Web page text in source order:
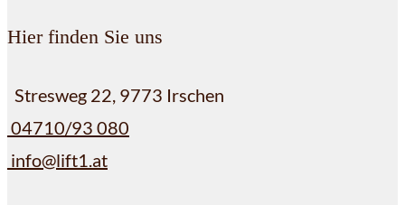
Hier finden Sie uns
Stresweg 22, 9773 Irschen
04710/93 080
info@lift1.at